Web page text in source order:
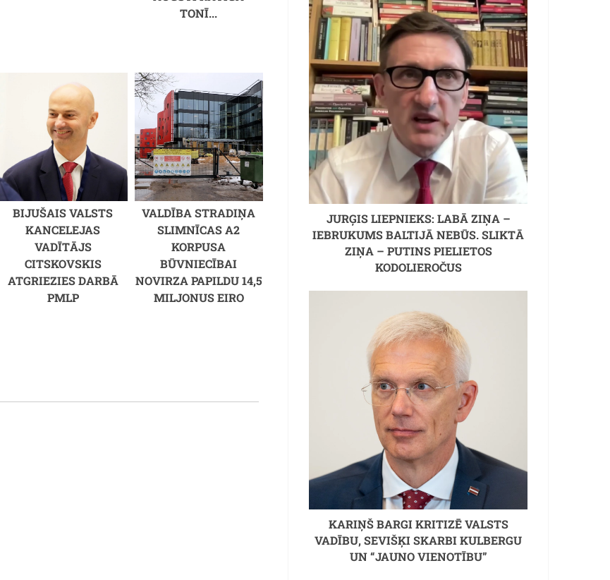
TONĪ...
BIJUŠAIS VALSTS
KANCELEJAS
VADĪTĀJS
CITSKOVSKIS
ATGRIEZIES DARBĀ
PMLP
VALDĪBA STRADIŅA
SLIMNĪCAS A2
KORPUSA
BŪVNIECĪBAI
NOVIRZA PAPILDU 14,5
MILJONUS EIRO
JURĢIS LIEPNIEKS: LABĀ ZIŅA –
IEBRUKUMS BALTIJĀ NEBŪS. SLIKTĀ
ZIŅA – PUTINS PIELIETOS
KODOLIEROČUS
KARIŅŠ BARGI KRITIZĒ VALSTS
VADĪBU, SEVIŠĶI SKARBI KULBERGU
UN “JAUNO VIENOTĪBU”